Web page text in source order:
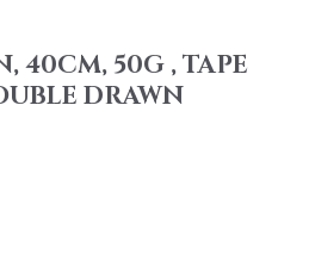
40CM, 50G , TAPE
DRAWN